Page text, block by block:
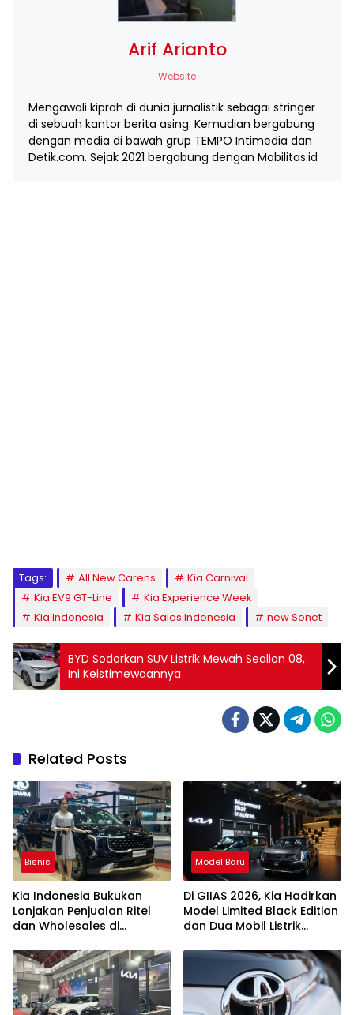
Arif Arianto
Website
Mengawali kiprah di dunia jurnalistik sebagai stringer
di sebuah kantor berita asing. Kemudian bergabung
dengan media di bawah grup TEMPO Intimedia dan
Detik.com. Sejak 2021 bergabung dengan Mobilitas.id
Tags: All New Carens
Kia Carnival
Kia EV9 GT-Line
Kia Experience Week
Kia Indonesia
Kia Sales Indonesia new Sonet
BYD Sodorkan SUV Listrik Mewah Sealion 08,
Ini Keistimewaannya
Related Posts
Bisnis
Kia Indonesia Bukukan
Lonjakan Penjualan Ritel
dan Wholesales di
Model Baru
Di GIIAS 2026, Kia Hadirkan
Model Limited Black Edition
dan Dua Mobil Listrik